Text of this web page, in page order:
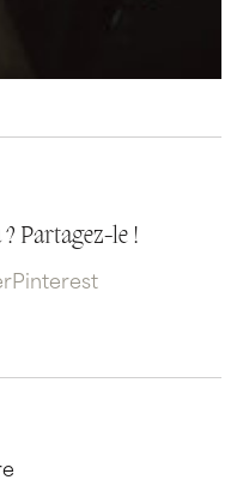
Partagez-le !
Pinterest